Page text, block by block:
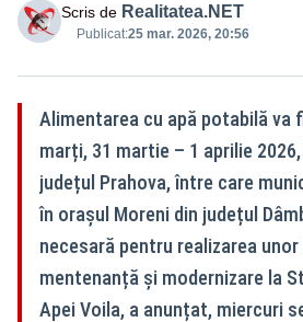
Scris de Realitatea.NET
Publicat:25 mar. 2026, 20:56
Alimentarea cu apă potabilă va
marți, 31 martie – 1 aprilie
județul Prahova, între care
în orașul Moreni din județul
necesară pentru realizarea
mentenanță și modernizare la
Apei Voila, a anunțat, miercuri